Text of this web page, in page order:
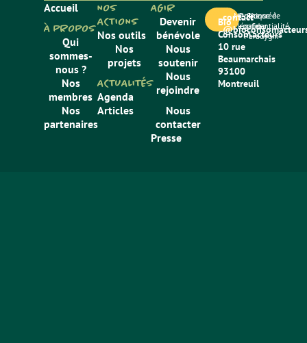
Accueil
À PROPOS
Qui
sommes-
nous ?
Nos
membres
Nos
partenaires
NOS
ACTIONS
Nos outils
Nos
projets
ACTUALITÉS
Agenda
Articles
AGIR
Devenir
bénévole
Nous
soutenir
Nous
rejoindre
Nous
contacter
Presse
Bio
Consom’acteurs
10 rue
Beaumarchais
93100
Montreuil
contact
Mentions
légales
Politique de
confidentialité
Site créé
par
Paradygm